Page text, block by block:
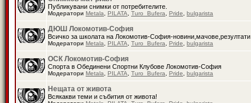
Публикувани снимки от потребителите.
Модератори Metala PILATA Turo_Bufera Pride bulgarista
ДЮШ Локомотив-София
Всичко за школата на Локомотив-София-новини,мачове,резултати
Модератори Metala PILATA Turo_Bufera Pride bulgarista
ОСК Локомотив-София
Спорта в Обединени Спортни Клубове Локомотив-София
Модератори Metala PILATA Turo_Bufera Pride bulgarista
Нещата от живота
Всякакви теми и събития от живота!